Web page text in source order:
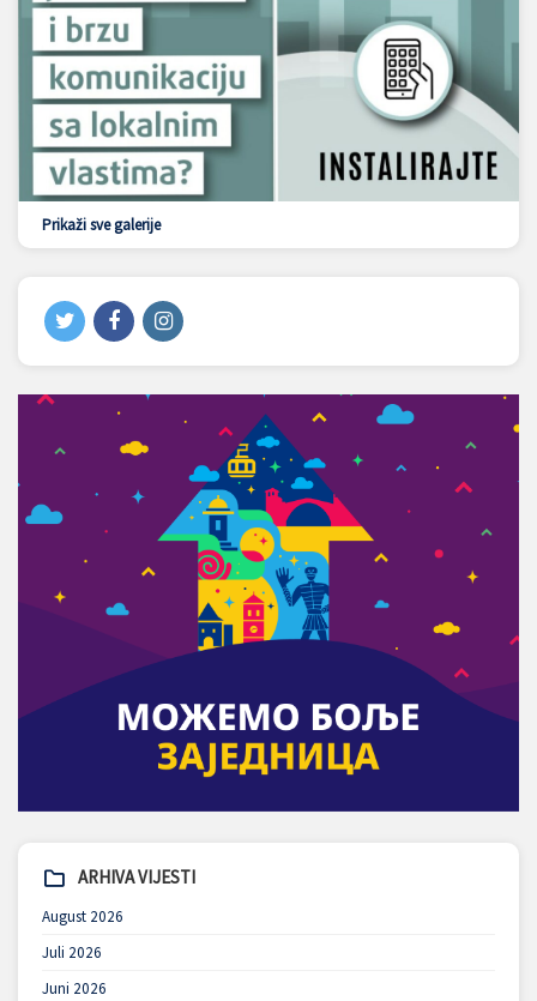
Prikaži sve galerije
ARHIVA VIJESTI
August 2026
Juli 2026
Juni 2026